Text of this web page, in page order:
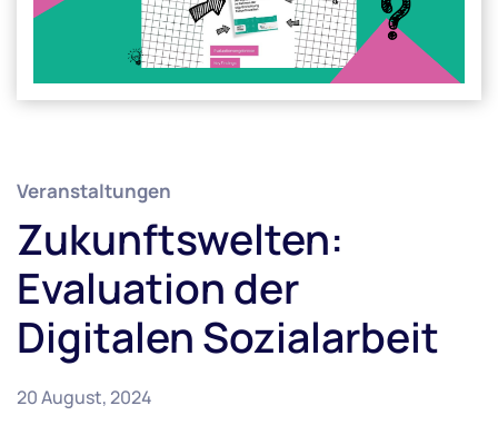
Veranstaltungen
Zukunftswelten:
Evaluation der
Digitalen Sozialarbeit
20 August, 2024